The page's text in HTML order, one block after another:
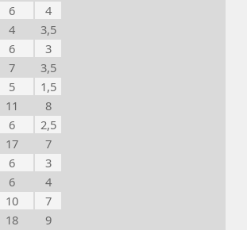
6
4
4
3,5
6
3
7
3,5
5
1,5
11
8
6
2,5
17
7
6
3
6
4
10
7
18
9